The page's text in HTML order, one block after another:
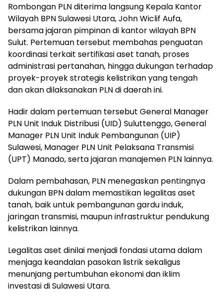
Rombongan PLN diterima langsung Kepala Kantor
Wilayah BPN Sulawesi Utara, John Wiclif Aufa,
bersama jajaran pimpinan di kantor wilayah BPN
Sulut. Pertemuan tersebut membahas penguatan
koordinasi terkait sertifikasi aset tanah, proses
administrasi pertanahan, hingga dukungan terhadap
proyek-proyek strategis kelistrikan yang tengah
dan akan dilaksanakan PLN di daerah ini.
Hadir dalam pertemuan tersebut General Manager
PLN Unit Induk Distribusi (UID) Suluttenggo, General
Manager PLN Unit Induk Pembangunan (UIP)
Sulawesi, Manager PLN Unit Pelaksana Transmisi
(UPT) Manado, serta jajaran manajemen PLN lainnya.
Dalam pembahasan, PLN menegaskan pentingnya
dukungan BPN dalam memastikan legalitas aset
tanah, baik untuk pembangunan gardu induk,
jaringan transmisi, maupun infrastruktur pendukung
kelistrikan lainnya.
Legalitas aset dinilai menjadi fondasi utama dalam
menjaga keandalan pasokan listrik sekaligus
menunjang pertumbuhan ekonomi dan iklim
investasi di Sulawesi Utara.